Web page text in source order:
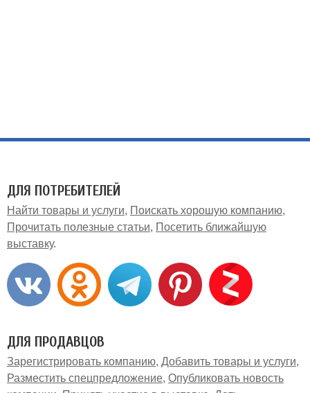
ДЛЯ ПОТРЕБИТЕЛЕЙ
Найти товары и услуги
Поискать хорошую компанию
Прочитать полезные статьи
Посетить ближайшую
выставку
ДЛЯ ПРОДАВЦОВ
Зарегистрировать компанию Добавить товары и услуги
Разместить спецпредложение Опубликовать новость